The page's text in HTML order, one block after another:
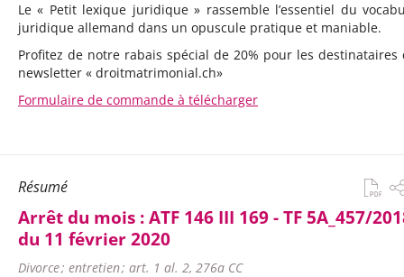
Le « Petit lexique juridique » rassemble l’essentiel du
juridique allemand dans un opuscule pratique et maniable.
Profitez de notre rabais spécial de 20% pour les destinataires
newsletter « droitmatrimonial.ch»
Formulaire de commande à télécharger
Résumé
Arrêt du mois :ATF 146 III 169 - TF 5A_457/
du 11 février 2020
Divorce ; entretien ; art. 1 al. 2, 276a CC